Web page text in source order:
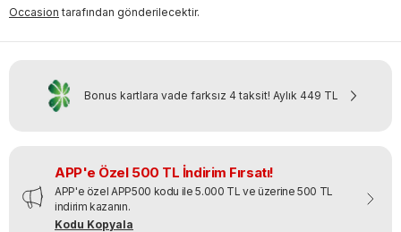
Occasion tarafından gönderilecektir.
Bonus kartlara vade farksız 4 taksit! Aylık 449 TL
APP'e Özel 500 TL İndirim Fırsatı!
APP'e özel APP500 kodu ile 5.000 TL ve üzerine 500 TL
indirim kazanın.
Kodu Kopyala